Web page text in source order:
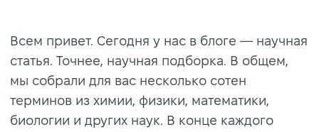
Всем привет. Сегодня у нас в блоге — научная
статья. Точнее, научная подборка. В общем,
мы собрали для вас несколько сотен
терминов из химии, физики, математики,
биологии и других наук. В конце каждого